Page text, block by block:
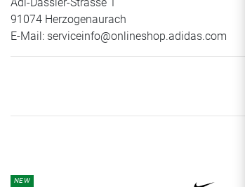
91074 Herzogenaurach
E-Mail: serviceinfo@onlineshop.adidas.com
NEW